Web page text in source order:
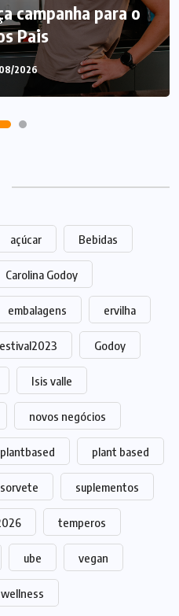
campanha para o
Pais
2026
açúcar Bebidas
Carolina Godoy
embalagens ervilha
Godoy
Isis valle
novos negócios
plantbased plant based
sorvete suplementos
temperos
ube vegan
wellness